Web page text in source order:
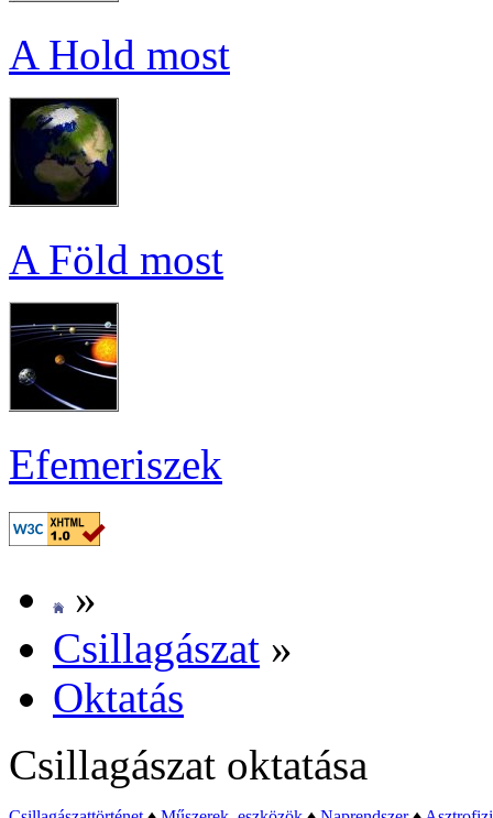
A Hold most
A Föld most
Efe­me­ri­szek
»
Csil­la­gá­szat »
Ok­ta­tás
Csil­la­gá­szat ok­ta­tá­sa